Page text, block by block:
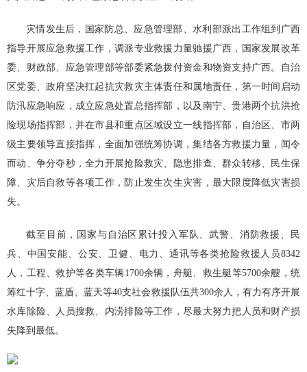
灾情发生后，国家防总、应急管理部、水利部派出工作组到广西
指导开展应急救援工作，调派专业救援力量驰援广西，国家发展改革
委、财政部、应急管理部等部委紧急拨付资金和物资支持广西。自治
区党委、政府坚决扛起抗灾救灾主体责任和属地责任，第一时间启动
防汛应急响应，成立应急处置总指挥部，以及南宁、贵港两个抗洪抢
险现场指挥部，并在市县和重点区域设立一线指挥部，自治区、市两
级主要领导直接指挥，全面加强统筹协调，集结各方救援力量，闻令
而动、争分夺秒，全力开展抢险救灾、隐患排查、群众转移、民生保
障、灾后自救等各项工作，防止发生次生灾害，最大限度降低灾害损
失。
截至目前，国家与自治区累计投入军队、武警、消防救援、民
兵、中国安能、公安、卫健、电力、通讯等各类抢险救援人员8342
人，工程、救护等各类车辆1700余辆，舟艇、救生艇等5700余艘，统
筹红十字、蓝盾、蓝天等40支社会救援队伍共300余人，有力有序开展
水库除险、人员搜救、内涝排险等工作，尽最大努力把人员和财产损
失降到最低。